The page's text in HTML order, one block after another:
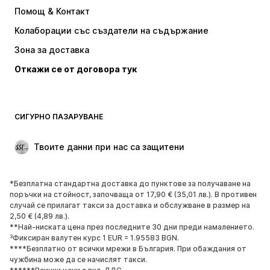
Пуловери и Трикотаж
Бельо
Палта
Поли
Специални Поводи
ОБУВКИ
НОВО
Популярно
Маратонки
Боти
Обувки с висок ток
Ботуши
Сандали
Ниски обувки
Помощ & Контакт
Колаборации със създатели на съдържание
Зона за доставка
Откажи се от договора тук
СИГУРНО ПАЗАРУВАНЕ
Твоите данни при нас са защитени
*Безплатна стандартна доставка до пунктове за получаване на
поръчки на стойност, започваща от 17,90 € (35,01 лв.). В противен
случай се прилагат такси за доставка и обслужване в размер на
2,50 € (4,89 лв.).
**Най-ниската цена през последните 30 дни преди намалението.
³Фиксиран валутен курс 1 EUR = 1.95583 BGN.
****Безплатно от всички мрежи в България. При обаждания от
чужбина може да се начислят такси.